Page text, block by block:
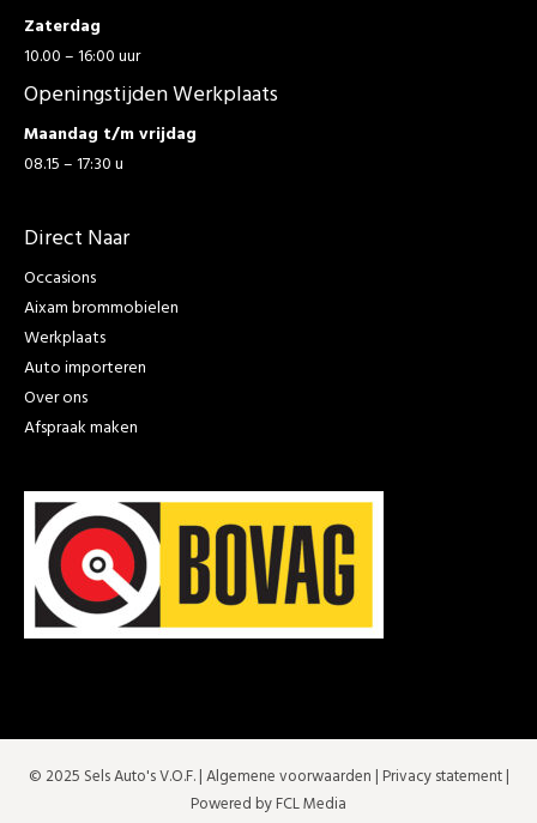
Zaterdag
10.00 – 16:00 uur
Openingstijden Werkplaats
Maandag t/m vrijdag
08.15 – 17:30 u
Direct Naar
Occasions
Aixam brommobielen
Werkplaats
Auto importeren
Over ons
Afspraak maken
© 2025 Sels Auto's V.O.F. |Algemene voorwaarden | Privacy statement|
Powered by FCL Media